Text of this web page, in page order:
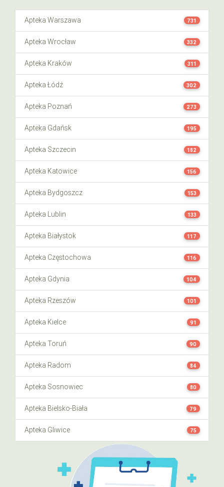
Apteka Warszawa 731
Apteka Wrocław 332
Apteka Kraków 311
Apteka Łódź 302
Apteka Poznań 273
Apteka Gdańsk 195
Apteka Szczecin 182
Apteka Katowice 156
Apteka Bydgoszcz 153
Apteka Lublin 133
Apteka Białystok 117
Apteka Częstochowa 116
Apteka Gdynia 104
Apteka Rzeszów 101
Apteka Kielce 91
Apteka Toruń 90
Apteka Radom 84
Apteka Sosnowiec 80
Apteka Bielsko-Biała 79
Apteka Gliwice 75